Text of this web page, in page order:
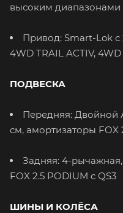
высоким диапазонами
Привод: Smart-Lok с
4WD TRAIL ACTIV, 4WD
ПОДВЕСКА
Передняя: Двойной
см, амортизаторы FOX
Задняя: 4-
FOX 2.5 PODIUM с QS3
ШИНЫ И КОЛЁСА